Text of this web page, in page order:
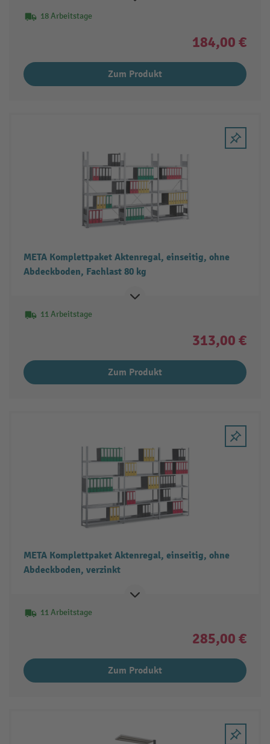
18 Arbeitstage
184,00 €
Zum Produkt
META Komplettpaket Aktenregal, einseitig, ohne
Abdeckboden, Fachlast 80 kg
11 Arbeitstage
313,00 €
Zum Produkt
META Komplettpaket Aktenregal, einseitig, ohne
Abdeckboden, verzinkt
11 Arbeitstage
285,00 €
Zum Produkt